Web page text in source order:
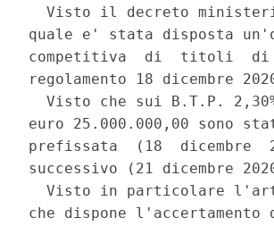
Visto il decreto
quale e' stata disposta
competitiva  di  titoli  di
regolamento 18 dicembre
Visto che sui B.T.P.
euro 25.000.000,00
prefissata  (18
successivo (21 dicembre
Visto in particolare
che dispone